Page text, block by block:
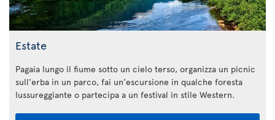
Estate
Pagaia lungo il fiume sotto un cielo terso, organizza un picnic
sull'erba in un parco, fai un'escursione in qualche foresta
lussureggiante o partecipa a un festival in stile Western.